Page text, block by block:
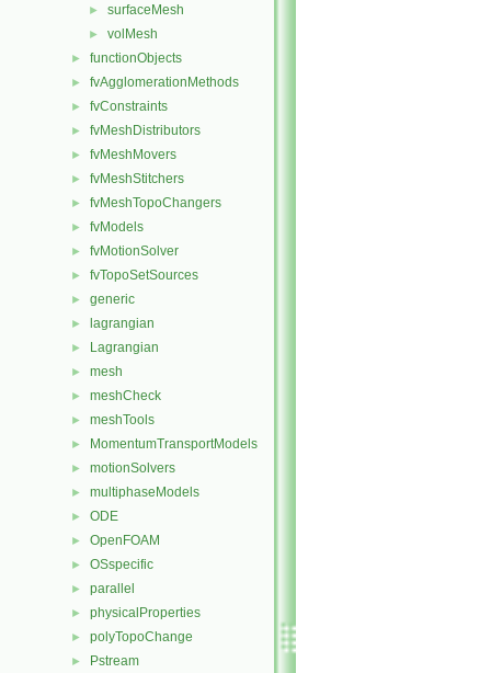
► surfaceMesh
► volMesh
► functionObjects
► fvAgglomerationMethods
► fvConstraints
► fvMeshDistributors
► fvMeshMovers
► fvMeshStitchers
► fvMeshTopoChangers
► fvModels
► fvMotionSolver
► fvTopoSetSources
► generic
► lagrangian
► Lagrangian
► mesh
► meshCheck
► meshTools
► MomentumTransportModels
► motionSolvers
► multiphaseModels
► ODE
► OpenFOAM
► OSspecific
► parallel
► physicalProperties
► polyTopoChange
► Pstream